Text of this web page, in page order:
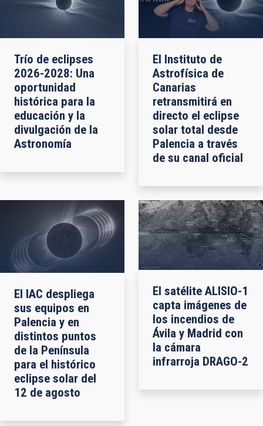
Trío de eclipses
2026-2028: Una
oportunidad
histórica para la
educación y la
divulgación de la
Astronomía
El Instituto de
Astrofísica de
Canarias
retransmitirá en
directo el eclipse
solar total desde
Palencia a través
de su canal oficial
El IAC despliega
sus equipos en
Palencia y en
distintos puntos
de la Península
para el histórico
eclipse solar del
12 de agosto
El satélite ALISIO-1
capta imágenes de
los incendios de
Ávila y Madrid con
la cámara
infrarroja DRAGO-2